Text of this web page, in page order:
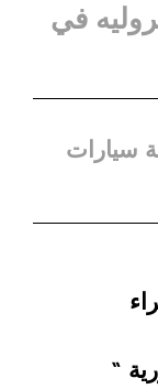
في
سيارات
“